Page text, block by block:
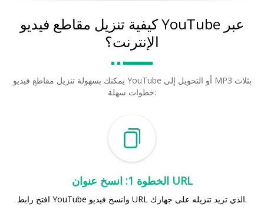
كيفية تنزيل مقاطع فيديو YouTube عبر
الإنترنت؟
يمكنك بسهولة تنزيل مقاطع فيديو YouTube أو التحويل إلى MP3 بثلاث
خطوات سهلة:
الخطوة 1: انسخ عنوان URL
افتح رابط YouTube وانسخ فيديو URL الذي تريد تنزيله على جهازك.